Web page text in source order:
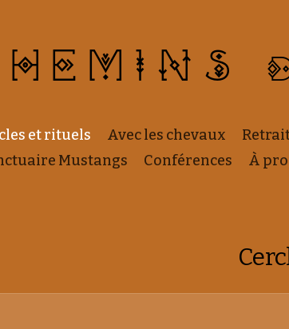
et rituels Avec les chevaux
Mustangs
Conférences À